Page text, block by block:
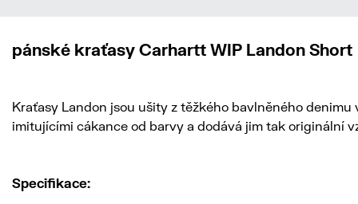
pánské kraťasy Carhartt WIP Landon Short
Kraťasy Landon jsou ušity z těžkého bavlněného
imitujícími cákance od barvy a dodává jim tak originální
Specifikace: